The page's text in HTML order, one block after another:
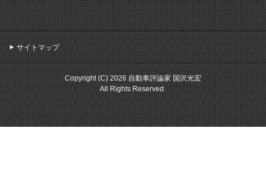
サイトマップ
Copyright (C) 2026 自動車評論家 国沢光宏
All Rights Reserved.